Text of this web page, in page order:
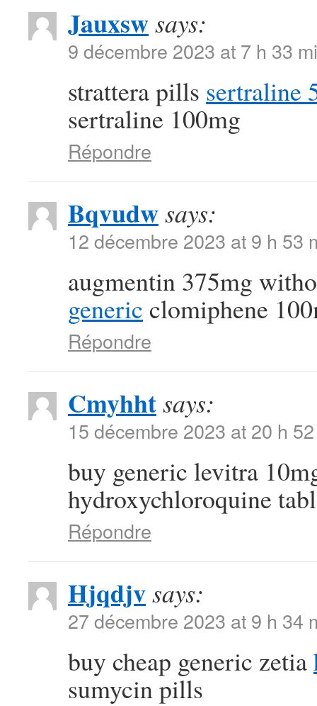
Jauxswsays:
9 décembre 2023 at 7 h 33
strattera pills sertraline
sertraline 100mg
Répondre
Bqvudwsays:
12 décembre 2023 at 9 h 53
augmentin 375mg
generic clomiphene
Répondre
Cmyhhtsays:
15 décembre 2023 at 20 h
buy generic levitra
hydroxychloroquine
Répondre
Hjqdjvsays:
27 décembre 2023 at 9 h 34
buy cheap generic zetia
sumycin pills